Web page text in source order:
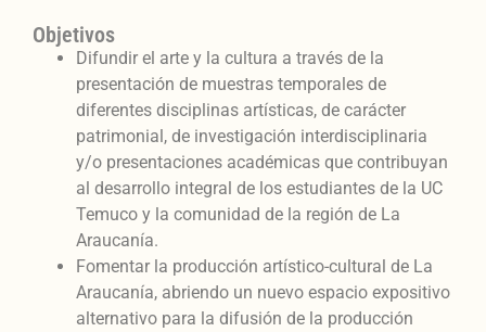
Objetivos
Difundir el arte y la cultura a través de la
presentación de muestras temporales de
diferentes disciplinas artísticas, de carácter
patrimonial, de investigación interdisciplinaria
y/o presentaciones académicas que contribuyan
al desarrollo integral de los estudiantes de la UC
Temuco y la comunidad de la región de La
Araucanía.
Fomentar la producción artístico-cultural de La
Araucanía, abriendo un nuevo espacio expositivo
alternativo para la difusión de la producción